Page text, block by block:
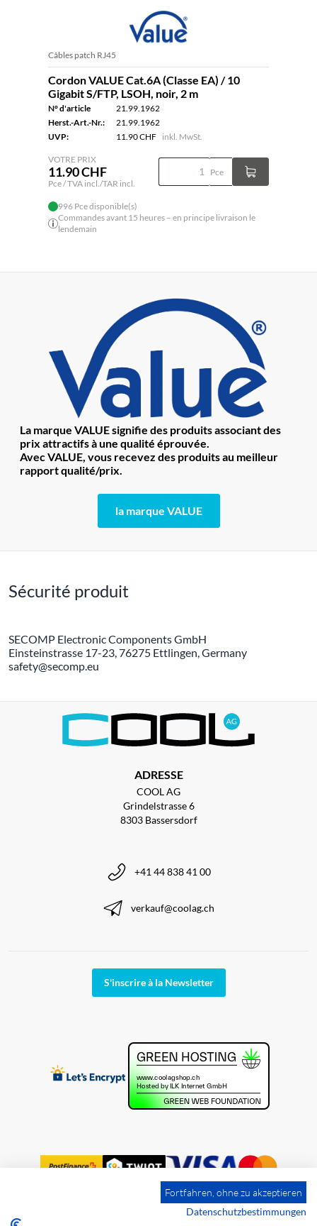
Câbles patch RJ45
Cordon VALUE Cat.6A (Classe EA) / 10
Gigabit S/FTP, LSOH, noir, 2 m
N° d'article
21.99.1962
Herst.-Art.-Nr.:
21.99.1962
UVP:
11.90 CHF inkl. MwSt.
VOTRE PRIX
11.90 CHF
Pce / TVA incl./TAR incl.
Pce
996 Pce disponible(s)
Commandes avant 15 heures – en principe livraison le
lendemain
La marque VALUE signifie des produits associant des
prix attractifs à une qualité éprouvée.
Avec VALUE, vous recevez des produits au meilleur
rapport qualité/prix.
la marque VALUE
Sécurité produit
SECOMP Electronic Components GmbH
Einsteinstrasse 17-23, 76275 Ettlingen, Germany
safety@secomp.eu
ADRESSE
COOL AG
Grindelstrasse 6
8303 Bassersdorf
+41 44 838 41 00
verkauf@coolag.ch
S'inscrire à la Newsletter
Fortfahren, ohne zu akzeptieren
Datenschutzbestimmungen